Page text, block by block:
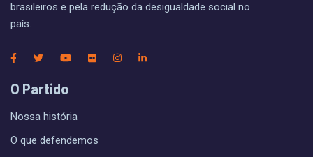
brasileiros e pela redução da desigualdade social no
país.
O Partido
Nossa história
O que defendemos